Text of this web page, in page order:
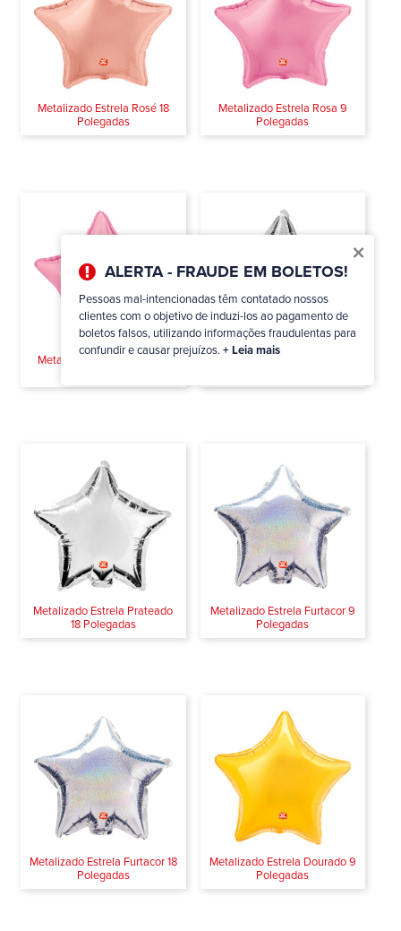
×
ALERTA - FRAUDE EM BOLETOS!
Pessoas mal-intencionadas têm contatado nossos
clientes com o objetivo de induzi-los ao pagamento de
boletos falsos, utilizando informações fraudulentas para
confundir e causar prejuízos. + Leia mais
Metalizado Estrela Rosé 18
Polegadas
Metalizado Estrela Rosa 9
Polegadas
Metalizado Estrela Rosa 18 Metalizado Estrela Prateado 9
Metalizado Estrela Prateado
18 Polegadas
Metalizado Estrela Furtacor 9
Polegadas
Metalizado Estrela Furtacor 18
Polegadas
Metalizado Estrela Dourado 9
Polegadas